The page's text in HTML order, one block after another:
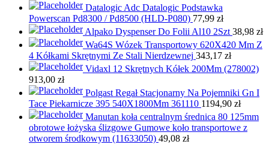
Datalogic Adc Datalogic Podstawka
Powerscan Pd8300 / Pd8500 (HLD-P080) 77,99 zł
Alpako Dyspenser Do Folii Al10 2Szt 38,98 zł
Wa64S Wózek Transportowy 620X420 Mm Z
4 Kółkami Skrętnymi Ze Stali Nierdzewnej 343,17 zł
Vidaxl 12 Skrętnych Kółek 200Mm (278002)
913,00 zł
Polgast Regał Stacjonarny Na Pojemniki Gn I
Tace Piekarnicze 395 540X1800Mm 361110 1194,90 zł
Manutan koła centralnym średnica 80 125mm
obrotowe łożyska ślizgowe Gumowe koło transportowe z
otworem środkowym (11633050) 49,08 zł